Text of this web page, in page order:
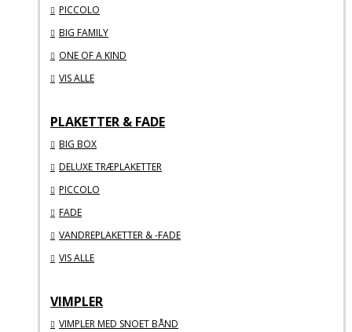
PICCOLO
BIG FAMILY
ONE OF A KIND
VIS ALLE
PLAKETTER & FADE
BIG BOX
DELUXE TRÆPLAKETTER
PICCOLO
FADE
VANDREPLAKETTER & -FADE
VIS ALLE
VIMPLER
VIMPLER MED SNOET BÅND